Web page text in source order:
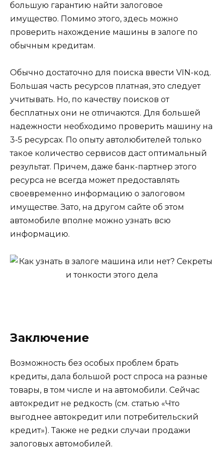
большую гарантию найти залоговое
имущество. Помимо этого, здесь можно
проверить нахождение машины в залоге по
обычным кредитам.
Обычно достаточно для поиска ввести VIN-код.
Большая часть ресурсов платная, это следует
учитывать. Но, по качеству поисков от
бесплатных они не отличаются. Для большей
надежности необходимо проверить машину на
3-5 ресурсах. По опыту автолюбителей только
такое количество сервисов даст оптимальный
результат. Причем, даже банк-партнер этого
ресурса не всегда может предоставлять
своевременно информацию о залоговом
имуществе. Зато, на другом сайте об этом
автомобиле вполне можно узнать всю
информацию.
Заключение
Возможность без особых проблем брать
кредиты, дала большой рост спроса на разные
товары, в том числе и на автомобили. Сейчас
автокредит не редкость (см. статью «Что
выгоднее автокредит или потребительский
кредит»). Также не редки случаи продажи
залоговых автомобилей.